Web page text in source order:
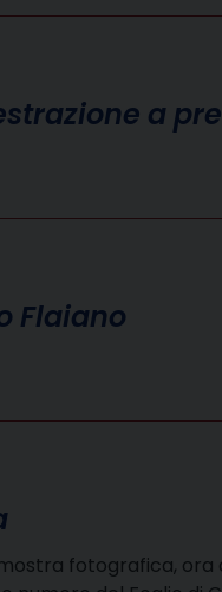
a
Flaiano
fotografica,